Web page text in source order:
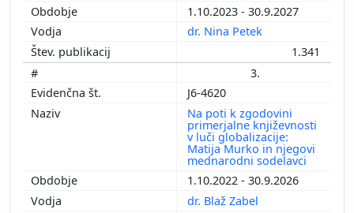
1.10.2023 - 30.9.2027
dr. Nina Petek
1.341
3.
J6-4620
Na poti k zgodovini
primerjalne književnosti
v luči globalizacije:
Matija Murko in njegovi
mednarodni sodelavci
1.10.2022 - 30.9.2026
dr. Blaž Zabel